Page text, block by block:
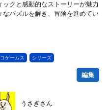
クと感動的なストーリーが魅力
パズルを解き、冒険を進めてい
ゲームス シリーズ
編集
うさぎさん